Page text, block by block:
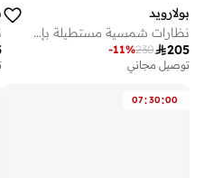
بولارويد
نظارات شمسية مستطيلة بإطار مسطح من بولارويد
205
230
-11%
توصيل مجاني
07:30:00